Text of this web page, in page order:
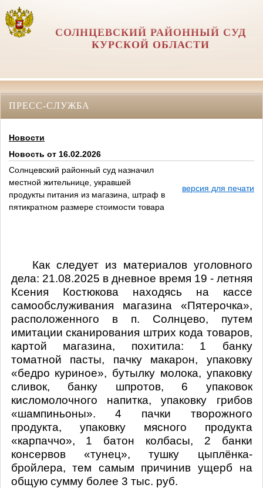
СОЛНЦЕВСКИЙ РАЙОННЫЙ СУД
КУРСКОЙ ОБЛАСТИ
ПРЕСС-СЛУЖБА
Новости
Новость от 16.02.2026
Солнцевский районный суд назначил
местной жительнице, укравшей
продукты питания из магазина, штраф в
пятикратном размере стоимости товара
версия для печати
Как следует из материалов уголовного
дела: 21.08.2025 в дневное время 19 - летняя
Ксения Костюкова находясь на кассе
самообслуживания магазина «Пятерочка»,
расположенного в п. Солнцево, путем
имитации сканирования штрих кода товаров,
картой магазина, похитила: 1 банку
томатной пасты, пачку макарон, упаковку
«бедро куриное», бутылку молока, упаковку
сливок, банку шпротов, 6 упаковок
кисломолочного напитка, упаковку грибов
«шампиньоны». 4 пачки творожного
продукта, упаковку мясного продукта
«карпаччо», 1 батон колбасы, 2 банки
консервов «тунец», тушку цыплёнка-
бройлера, тем самым причинив ущерб на
общую сумму более 3 тыс. руб.